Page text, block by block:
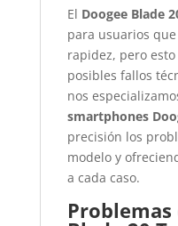
El Doogee Blade
para usuarios
rapidez, pero
posibles fallos
nos
smartphones
precisión los
modelo y
a cada caso.
Problemas